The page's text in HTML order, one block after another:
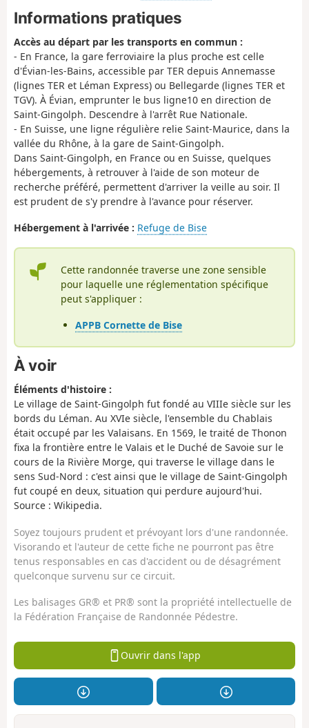
Informations pratiques
Accès au départ par les transports en commun :
- En France, la gare ferroviaire la plus proche est celle
d'Évian-les-Bains, accessible par TER depuis Annemasse
(lignes TER et Léman Express) ou Bellegarde (lignes TER et
TGV). À Évian, emprunter le bus ligne10 en direction de
Saint-Gingolph. Descendre à l'arrêt Rue Nationale.
- En Suisse, une ligne régulière relie Saint-Maurice, dans la
vallée du Rhône, à la gare de Saint-Gingolph.
Dans Saint-Gingolph, en France ou en Suisse, quelques
hébergements, à retrouver à l'aide de son moteur de
recherche préféré, permettent d'arriver la veille au soir. Il
est prudent de s'y prendre à l'avance pour réserver.
Hébergement à l'arrivée : Refuge de Bise
Cette randonnée traverse une zone sensible
pour laquelle une réglementation spécifique
peut s'appliquer :
APPB Cornette de Bise
À voir
Éléments d'histoire :
Le village de Saint-Gingolph fut fondé au VIIIe siècle sur les
bords du Léman. Au XVIe siècle, l'ensemble du Chablais
était occupé par les Valaisans. En 1569, le traité de Thonon
fixa la frontière entre le Valais et le Duché de Savoie sur le
cours de la Rivière Morge, qui traverse le village dans le
sens Sud-Nord : c'est ainsi que le village de Saint-Gingolph
fut coupé en deux, situation qui perdure aujourd'hui.
Source : Wikipedia.
Soyez toujours prudent et prévoyant lors d'une randonnée.
Visorando et l'auteur de cette fiche ne pourront pas être
tenus responsables en cas d'accident ou de désagrément
quelconque survenu sur ce circuit.
Les balisages GR® et PR® sont la propriété intellectuelle de
la Fédération Française de Randonnée Pédestre.
Ouvrir dans l'app